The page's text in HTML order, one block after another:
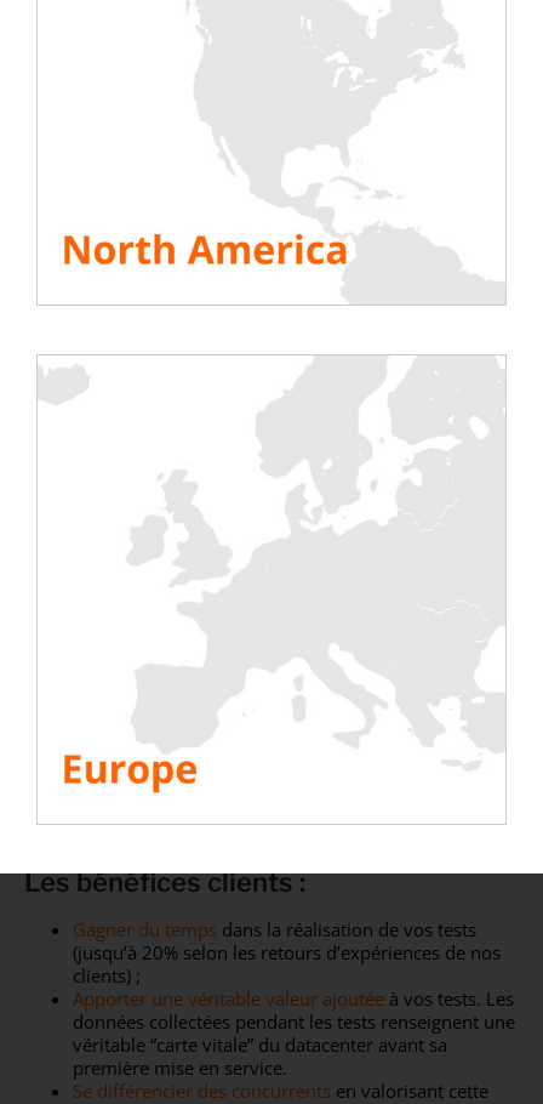
La solution commissioning optimisée
Rentaload réalise depuis plusieurs années le
commissioning pour les datacenters. Cette prestation
La rédaction du protocole de test en amont
La réalisation des tests sur site
L’enregistrement et le traitement des données
L’élaboration du rapport final des tests
Nous sommes animés depuis toujours par la vision
que le commissioning peut être fait différemment.
Cette phase de test et de commissioning peut être
davantage optimisée notamment grâce à des
équipements et des solutions SMART
indispensables à la bonne réalisation des tests :
bancs de charge connectés,
logiciels de supervision,
ensemble d’équipements de mesures
A la pointe de la technologie, ils répondent
parfaitement aux besoins et aux exigences des clients
finaux pour optimiser à coup sûr les tests :
faible Delta T,
ATS intégré,
partage de charge 50/50
mesures extrêmement précises (P/U/I/Delta T).
Les bénéfices clients :
Gagner du temps dans la réalisation de vos tests
(jusqu’à 20% selon les retours d’expériences de nos
clients) ;
Apporter une véritable valeur ajoutéeà vos tests. Les
données collectées pendant les tests renseignent une
véritable “carte vitale” du datacenter avant sa
première mise en service.
Se différencier des concurrents en valorisant cette